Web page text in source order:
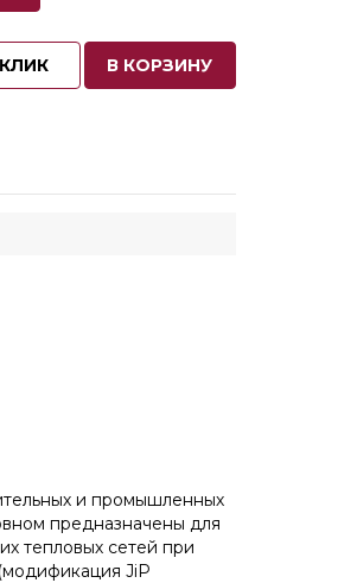
В КОРЗИНУ
и промышленных
предназначены для
тепловых сетей при
JiP